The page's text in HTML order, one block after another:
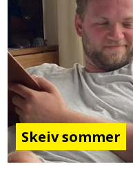
Skeiv sommer